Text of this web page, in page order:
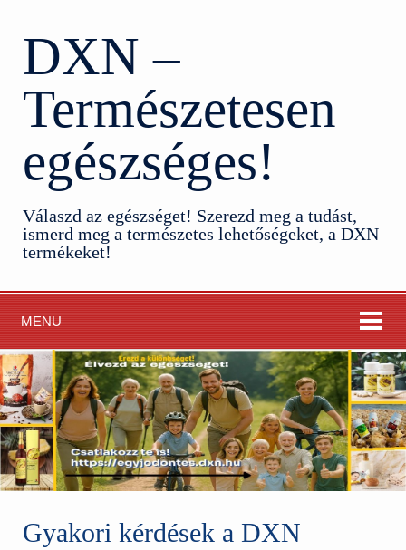
DXN –
Természetesen
egészséges!
Válaszd az egészséget! Szerezd meg a tudást,
ismerd meg a természetes lehetőségeket, a DXN
termékeket!
MENU
Gyakori kérdések a DXN